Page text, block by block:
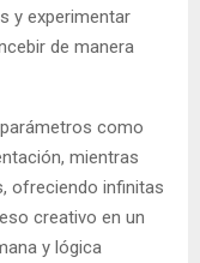
y experimentar
de manera
como
mientras
ofreciendo infinitas
creativo en un
y lógica